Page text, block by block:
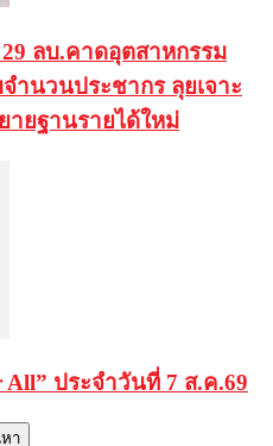
29 ลบ.คาดอุตสาหกรรม
ำนวนประชากร ลุยเจาะ
ายฐานรายได้ใหม่
ประจำวันที่ 7 ส.ค.69